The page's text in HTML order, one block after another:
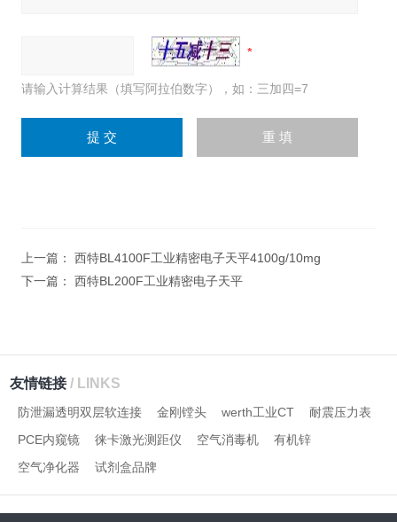
请输入计算结果（填写阿拉伯数字），如：三加四=7
上一篇： 西特BL4100F工业精密电子天平4100g/10mg
下一篇： 西特BL200F工业精密电子天平
友情链接/ LINKS
防泄漏透明双层软连接 金刚镗头 werth工业CT
耐震压力表
PCE内窥镜
徕卡激光测距仪 空气消毒机
有机锌
空气净化器
试剂盒品牌